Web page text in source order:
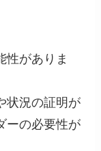
性がありま
状況の証明が
ーの必要性が